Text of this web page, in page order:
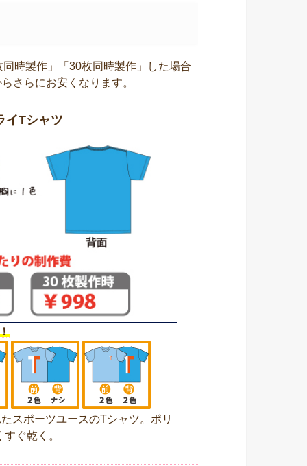
時製作」「30枚同時製作」した場合
さらにお安くなります。
イTシャツ
スポーツユースのTシャツ。ポリ
ぐ乾く。